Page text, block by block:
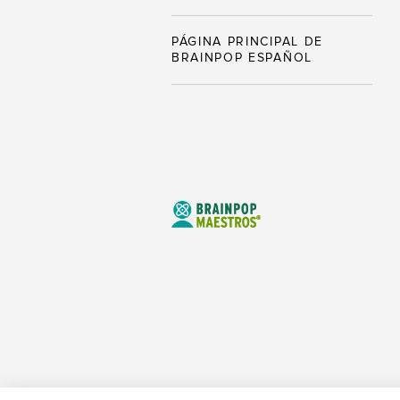
PÁGINA PRINCIPAL DE
BRAINPOP ESPAÑOL